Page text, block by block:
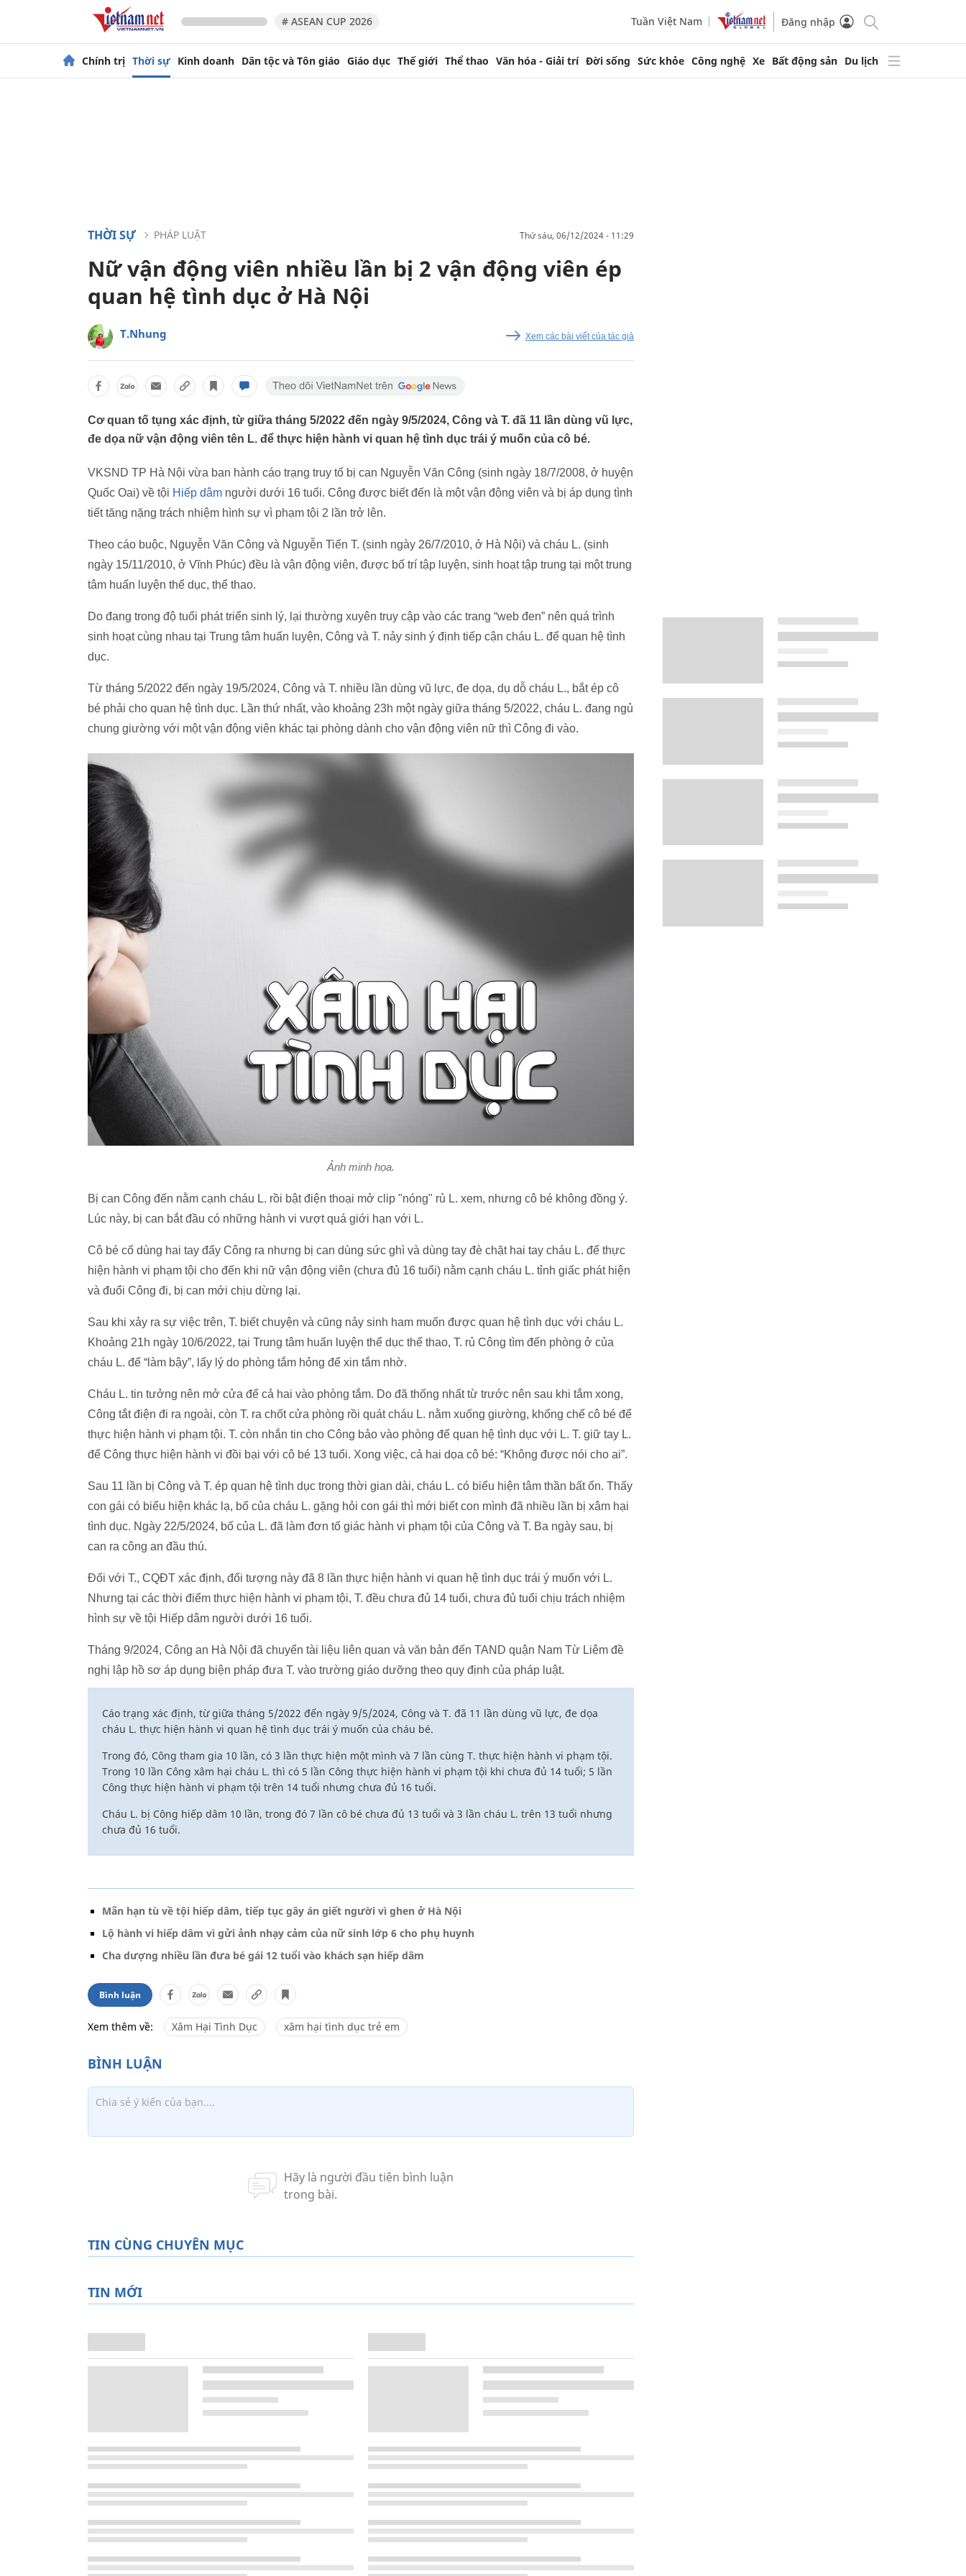
# ASEAN CUP 2026 Tuần Việt Nam Đăng nhập
Chính trị Thời sự Kinh doanh Dân tộc và Tôn giáo Giáo dục Thế giới Thể thao Văn hóa - Giải trí Đời sống Sức khỏe Công nghệ Xe Bất động sản Du lịch
THỜI SỰ PHÁP LUẬT thứ sáu, 06/12/2024 - 11:29
Nữ vận động viên nhiều lần bị 2 vận động viên ép
quan hệ tình dục ở Hà Nội
T.Nhung Xem các bài viết của tác giả
Cơ quan tố tụng xác định, từ giữa tháng 5/2022 đến ngày 9/5/2024, Công và T. đã 11 lần dùng vũ lực,
đe dọa nữ vận động viên tên L. để thực hiện hành vi quan hệ tình dục trái ý muốn của cô bé.
VKSND TP Hà Nội vừa ban hành cáo trạng truy tố bị can Nguyễn Văn Công (sinh ngày 18/7/2008, ở huyện
Quốc Oai) về tội Hiếp dâm người dưới 16 tuổi. Công được biết đến là một vận động viên và bị áp dụng tình
tiết tăng nặng trách nhiệm hình sự vì phạm tội 2 lần trở lên.
Theo cáo buộc, Nguyễn Văn Công và Nguyễn Tiến T. (sinh ngày 26/7/2010, ở Hà Nội) và cháu L. (sinh
ngày 15/11/2010, ở Vĩnh Phúc) đều là vận động viên, được bố trí tập luyện, sinh hoạt tập trung tại một trung
tâm huấn luyện thể dục, thể thao.
Do đang trong độ tuổi phát triển sinh lý, lại thường xuyên truy cập vào các trang “web đen” nên quá trình
sinh hoạt cùng nhau tại Trung tâm huấn luyện, Công và T. nảy sinh ý định tiếp cận cháu L. để quan hệ tình
dục.
Từ tháng 5/2022 đến ngày 19/5/2024, Công và T. nhiều lần dùng vũ lực, đe dọa, dụ dỗ cháu L., bắt ép cô
bé phải cho quan hệ tình dục. Lần thứ nhất, vào khoảng 23h một ngày giữa tháng 5/2022, cháu L. đang ngủ
chung giường với một vận động viên khác tại phòng dành cho vận động viên nữ thì Công đi vào.
Ảnh minh họa.
Bị can Công đến nằm cạnh cháu L. rồi bật điện thoại mở clip "nóng" rủ L. xem, nhưng cô bé không đồng ý.
Lúc này, bị can bắt đầu có những hành vi vượt quá giới hạn với L.
Cô bé cố dùng hai tay đẩy Công ra nhưng bị can dùng sức ghì và dùng tay đè chặt hai tay cháu L. để thực
hiện hành vi phạm tội cho đến khi nữ vận động viên (chưa đủ 16 tuổi) nằm cạnh cháu L. tỉnh giấc phát hiện
và đuổi Công đi, bị can mới chịu dừng lại.
Sau khi xảy ra sự việc trên, T. biết chuyện và cũng nảy sinh ham muốn được quan hệ tình dục với cháu L.
Khoảng 21h ngày 10/6/2022, tại Trung tâm huấn luyện thể dục thể thao, T. rủ Công tìm đến phòng ở của
cháu L. để “làm bậy”, lấy lý do phòng tắm hỏng để xin tắm nhờ.
Cháu L. tin tưởng nên mở cửa để cả hai vào phòng tắm. Do đã thống nhất từ trước nên sau khi tắm xong,
Công tắt điện đi ra ngoài, còn T. ra chốt cửa phòng rồi quát cháu L. nằm xuống giường, khống chế cô bé để
thực hiện hành vi phạm tội. T. còn nhắn tin cho Công bảo vào phòng để quan hệ tình dục với L. T. giữ tay L.
để Công thực hiện hành vi đồi bại với cô bé 13 tuổi. Xong việc, cả hai dọa cô bé: “Không được nói cho ai”.
Sau 11 lần bị Công và T. ép quan hệ tình dục trong thời gian dài, cháu L. có biểu hiện tâm thần bất ổn. Thấy
con gái có biểu hiện khác lạ, bố của cháu L. gặng hỏi con gái thì mới biết con mình đã nhiều lần bị xâm hại
tình dục. Ngày 22/5/2024, bố của L. đã làm đơn tố giác hành vi phạm tội của Công và T. Ba ngày sau, bị
can ra công an đầu thú.
Đối với T., CQĐT xác định, đối tượng này đã 8 lần thực hiện hành vi quan hệ tình dục trái ý muốn với L.
Nhưng tại các thời điểm thực hiện hành vi phạm tội, T. đều chưa đủ 14 tuổi, chưa đủ tuổi chịu trách nhiệm
hình sự về tội Hiếp dâm người dưới 16 tuổi.
Tháng 9/2024, Công an Hà Nội đã chuyển tài liệu liên quan và văn bản đến TAND quận Nam Từ Liêm đề
nghị lập hồ sơ áp dụng biện pháp đưa T. vào trường giáo dưỡng theo quy định của pháp luật.
Cáo trạng xác định, từ giữa tháng 5/2022 đến ngày 9/5/2024, Công và T. đã 11 lần dùng vũ lực, đe dọa
cháu L. thực hiện hành vi quan hệ tình dục trái ý muốn của cháu bé.
Trong đó, Công tham gia 10 lần, có 3 lần thực hiện một mình và 7 lần cùng T. thực hiện hành vi phạm tội.
Trong 10 lần Công xâm hại cháu L. thì có 5 lần Công thực hiện hành vi phạm tội khi chưa đủ 14 tuổi; 5 lần
Công thực hiện hành vi phạm tội trên 14 tuổi nhưng chưa đủ 16 tuổi.
Cháu L. bị Công hiếp dâm 10 lần, trong đó 7 lần cô bé chưa đủ 13 tuổi và 3 lần cháu L. trên 13 tuổi nhưng
chưa đủ 16 tuổi.
Mãn hạn tù về tội hiếp dâm, tiếp tục gây án giết người vì ghen ở Hà Nội
Lộ hành vi hiếp dâm vì gửi ảnh nhạy cảm của nữ sinh lớp 6 cho phụ huynh
Cha dượng nhiều lần đưa bé gái 12 tuổi vào khách sạn hiếp dâm
Bình luận
Xem thêm về: Xâm Hại Tình Dục xâm hại tình dục trẻ em
TIN CÙNG CHUYÊN MỤC
TIN MỚI